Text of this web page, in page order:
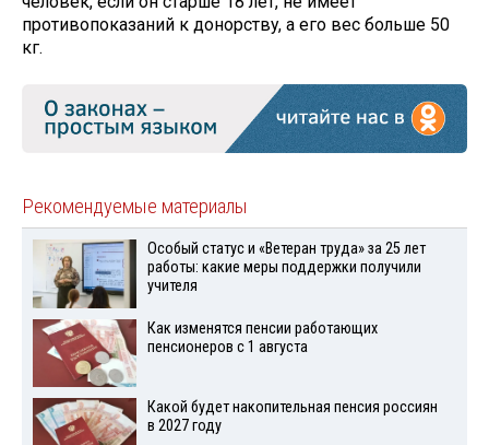
противопоказаний к донорству, а его вес больше 50
кг.
Рекомендуемые материалы
Особый статус и «Ветеран труда» за 25 лет
работы: какие меры поддержки получили
учителя
Как изменятся пенсии работающих
пенсионеров с 1 августа
Какой будет накопительная пенсия россиян
в 2027 году